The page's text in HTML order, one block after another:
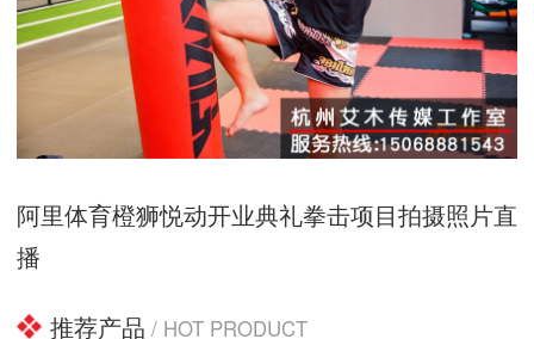
阿里体育橙狮悦动开业典礼拳击项目拍摄照片直
播
推荐产品 / HOT PRODUCT